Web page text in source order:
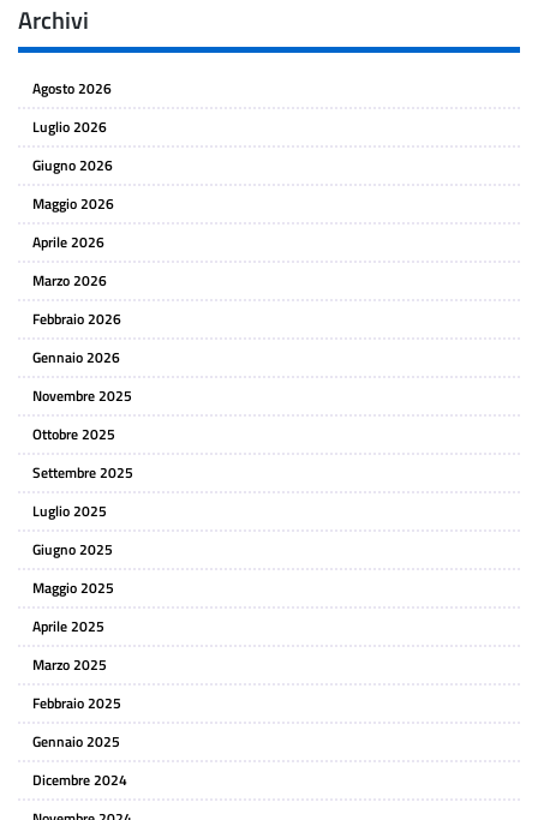
Archivi
Agosto 2026
Luglio 2026
Giugno 2026
Maggio 2026
Aprile 2026
Marzo 2026
Febbraio 2026
Gennaio 2026
Novembre 2025
Ottobre 2025
Settembre 2025
Luglio 2025
Giugno 2025
Maggio 2025
Aprile 2025
Marzo 2025
Febbraio 2025
Gennaio 2025
Dicembre 2024